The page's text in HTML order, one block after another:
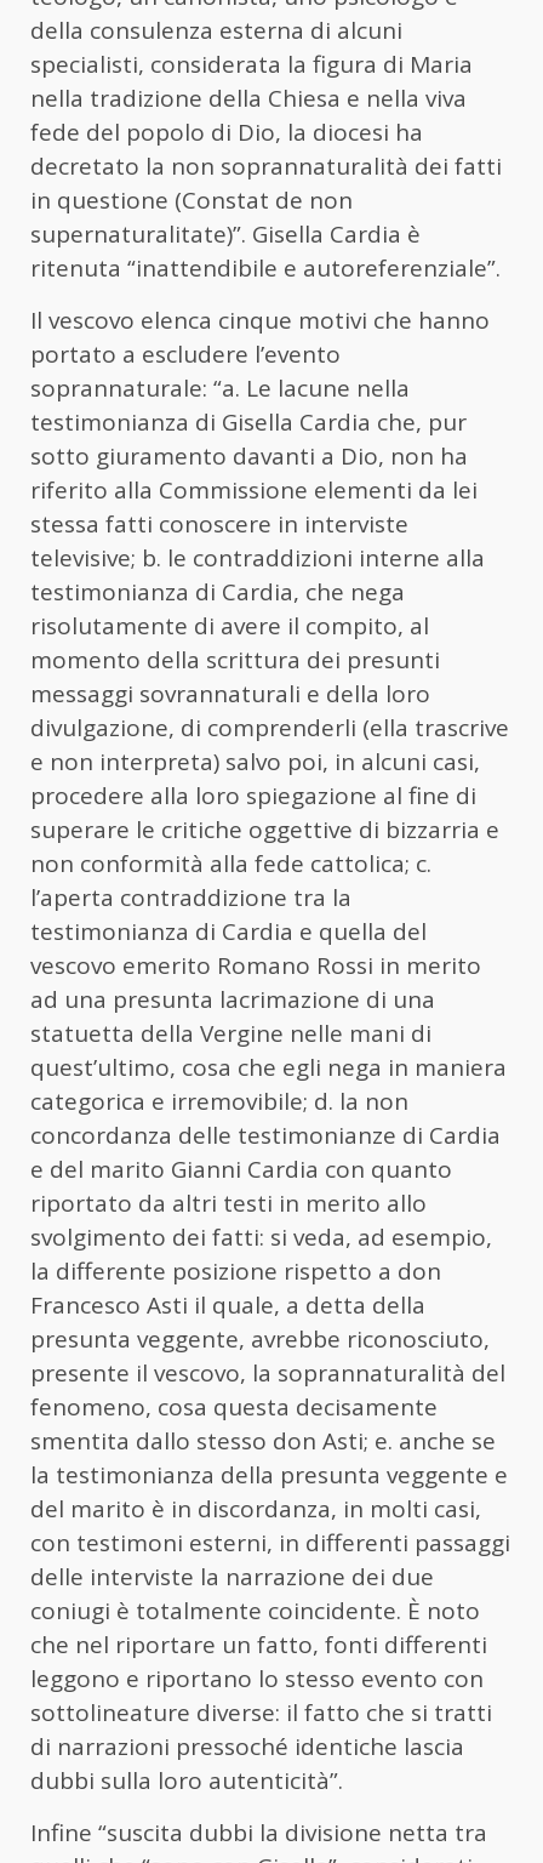
della consulenza esterna di alcuni
specialisti, considerata la figura di Maria
nella tradizione della Chiesa e nella viva
fede del popolo di Dio, la diocesi ha
decretato la non soprannaturalità dei fatti
in questione (Constat de non
supernaturalitate)”. Gisella Cardia è
ritenuta “inattendibile e autoreferenziale”.
Il vescovo elenca cinque motivi che hanno
portato a escludere l’evento
soprannaturale: “a. Le lacune nella
testimonianza di Gisella Cardia che, pur
sotto giuramento davanti a Dio, non ha
riferito alla Commissione elementi da lei
stessa fatti conoscere in interviste
televisive; b. le contraddizioni interne alla
testimonianza di Cardia, che nega
risolutamente di avere il compito, al
momento della scrittura dei presunti
messaggi sovrannaturali e della loro
divulgazione, di comprenderli (ella trascrive
e non interpreta) salvo poi, in alcuni casi,
procedere alla loro spiegazione al fine di
superare le critiche oggettive di bizzarria e
non conformità alla fede cattolica; c.
l’aperta contraddizione tra la
testimonianza di Cardia e quella del
vescovo emerito Romano Rossi in merito
ad una presunta lacrimazione di una
statuetta della Vergine nelle mani di
quest’ultimo, cosa che egli nega in maniera
categorica e irremovibile; d. la non
concordanza delle testimonianze di Cardia
e del marito Gianni Cardia con quanto
riportato da altri testi in merito allo
svolgimento dei fatti: si veda, ad esempio,
la differente posizione rispetto a don
Francesco Asti il quale, a detta della
presunta veggente, avrebbe riconosciuto,
presente il vescovo, la soprannaturalità del
fenomeno, cosa questa decisamente
smentita dallo stesso don Asti; e. anche se
la testimonianza della presunta veggente e
del marito è in discordanza, in molti casi,
con testimoni esterni, in differenti passaggi
delle interviste la narrazione dei due
coniugi è totalmente coincidente. È noto
che nel riportare un fatto, fonti differenti
leggono e riportano lo stesso evento con
sottolineature diverse: il fatto che si tratti
di narrazioni pressoché identiche lascia
dubbi sulla loro autenticità”.
Infine “suscita dubbi la divisione netta tra